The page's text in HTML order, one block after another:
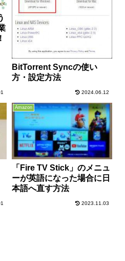
BitTorrent Syncの使い
方・設定方法
2024.06.12
Amazon
「Fire TV Stick」のメニュ
ーが英語になった場合に日
本語へ直す方法
2023.11.03